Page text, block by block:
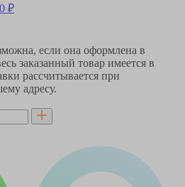
₽
если она оформлена в
заказанный товар имеется в
рассчитывается при
адресу.